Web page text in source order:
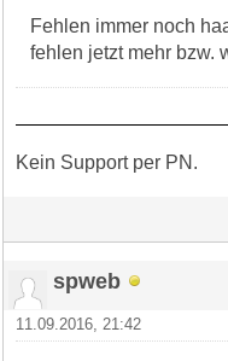
Fehlen immer noch
fehlen jetzt mehr bzw.
Kein Support per PN.
spweb
11.09.2016, 21:42